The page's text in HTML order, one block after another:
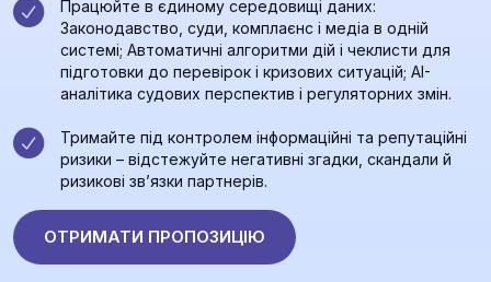
Працюйте в єдиному середовищі даних:
Законодавство, суди, комплаєнс і медіа в одній
системі; Автоматичні алгоритми дій і чеклисти для
підготовки до перевірок і кризових ситуацій; AI-
аналітика судових перспектив і регуляторних змін.
Тримайте під контролем інформаційні та репутаційні
ризики – відстежуйте негативні згадки, скандали й
ризикові зв’язки партнерів.
ОТРИМАТИ ПРОПОЗИЦІЮ